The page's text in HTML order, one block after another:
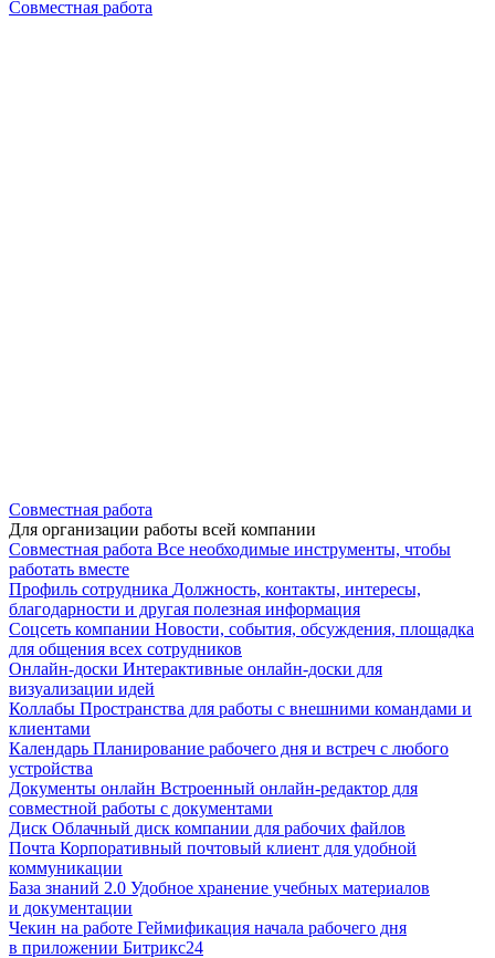
Совместная работа
Совместная работа
Для организации работы всей компании
Совместная работа Все необходимые инструменты, чтобы
работать вместе
Профиль сотрудника Должность, контакты, интересы,
благодарности и другая полезная информация
Соцсеть компании Новости, события, обсуждения, площадка
для общения всех сотрудников
Онлайн-доски Интерактивные онлайн-доски для
визуализации идей
Коллабы Пространства для работы с внешними командами и
клиентами
Календарь Планирование рабочего дня и встреч с любого
устройства
Документы онлайн Встроенный онлайн-редактор для
совместной работы с документами
Диск Облачный диск компании для рабочих файлов
Почта Корпоративный почтовый клиент для удобной
коммуникации
База знаний 2.0 Удобное хранение учебных материалов
и документации
Чекин на работе Геймификация начала рабочего дня
в приложении Битрикс24